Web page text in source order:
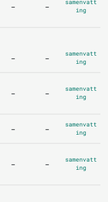
- -
samenvatt
ing
- -
samenvatt
ing
- -
samenvatt
ing
- -
samenvatt
ing
- -
samenvatt
ing